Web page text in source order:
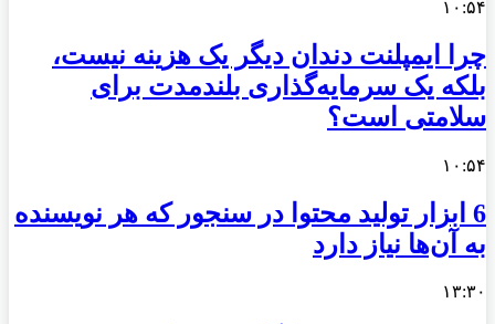
۱۰:۵۴
چرا ایمپلنت دندان دیگر یک هزینه نیست،
بلکه یک سرمایه‌گذاری بلندمدت برای
سلامتی است؟
۱۰:۵۴
6 ابزار تولید محتوا در سنجور که هر نویسنده
به آن‌ها نیاز دارد
۱۳:۳۰